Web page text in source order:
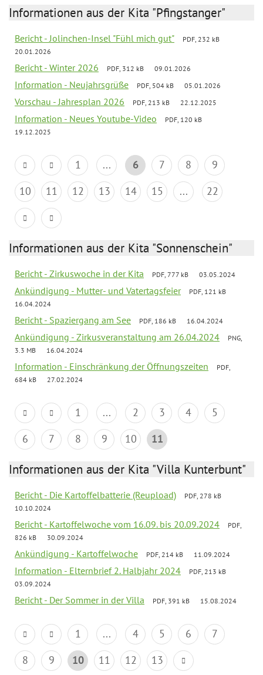
Informationen aus der Kita "Pfingstanger"
Bericht - Jolinchen-Insel "Fühl mich gut"
PDF, 232 kB
20.01.2026
Bericht - Winter 2026 PDF, 312 kB 09.01.2026
Information - Neujahrsgrüße PDF, 504 kB 05.01.2026
Vorschau - Jahresplan 2026 PDF, 213 kB 22.12.2025
Information - Neues Youtube-Video
PDF, 120 kB
19.12.2025
1 ... 6 7 8
9
10
11 12 13 14 15 ... 22
Informationen aus der Kita "Sonnenschein"
Bericht - Zirkuswoche in der Kita PDF, 777 kB 03.05.2024
Ankündigung - Mutter- und Vatertagsfeier
PDF, 121 kB
16.04.2024
Bericht - Spaziergang am See PDF, 186 kB 16.04.2024
Ankündigung - Zirkusveranstaltung am 26.04.2024
PNG,
3.3 MB
16.04.2024
Information - Einschränkung der Öffnungszeiten
PDF,
684 kB
27.02.2024
1 ... 2 3 4
5
6
7 8 9 10 11
Informationen aus der Kita "Villa Kunterbunt"
Bericht - Die Kartoffelbatterie (Reupload)
PDF, 278 kB
10.10.2024
Bericht - Kartoffelwoche vom 16.09. bis 20.09.2024
PDF,
826 kB
30.09.2024
Ankündigung - Kartoffelwoche PDF, 214 kB 11.09.2024
Information - Elternbrief 2. Halbjahr 2024
PDF, 213 kB
03.09.2024
Bericht - Der Sommer in der Villa PDF, 391 kB 15.08.2024
1 ... 4 5 6
7
8
9 10 11 12 13